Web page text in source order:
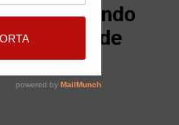
conquistando
de